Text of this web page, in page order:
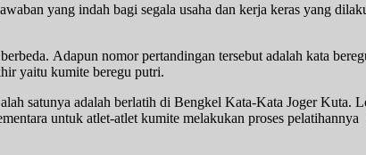
yang indah bagi segala usaha dan kerja keras yang
Adapun nomor pertandingan tersebut adalah kata
yaitu kumite beregu putri.
satunya adalah berlatih di Bengkel Kata-Kata Joger Kuta.
untuk atlet-atlet kumite melakukan proses